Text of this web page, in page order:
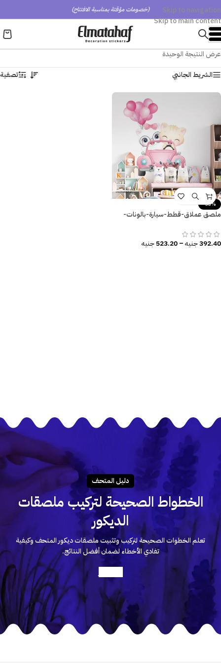
Skip to navigation
Skip to main content
(خصومات مؤقتة بمناسبة الافتتاح)
عرض النتيجة الوحيدة
الشريط الجانبي
تصفية
-33%
ملصق عملاق-قطط-سيارة-بالونات-
392.40جنيه–
523.20جنيه
دليـل المتحـف
الخطواط الصحيحة لتركيب ملصقات
الديكور
تعلم الخطوات الصحيحة لتركيب وتثبيت ملصقات ديكور المتحف وكيفية
تفادي الأخطاء لضمان أفضل النتائج.